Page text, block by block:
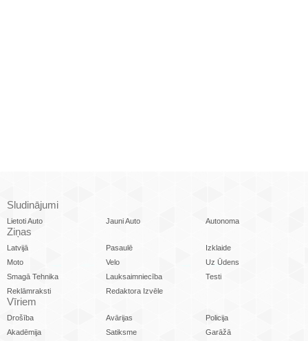
Sludinājumi
Lietoti Auto Jauni Auto Autonoma
Ziņas
Latvijā Pasaulē
Izklaide
Moto
Velo
Uz Ūdens
Smagā Tehnika
Lauksaimniecība
Testi
Reklāmraksti
Redaktora Izvēle
Vīriem
Drošība Avārijas
Policija
Akadēmija
Satiksme
Garāžā